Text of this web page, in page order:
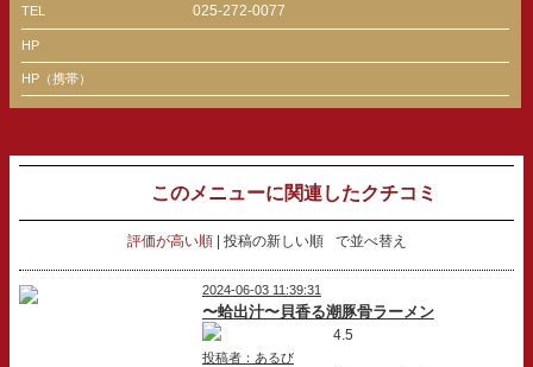
TEL 025-272-0077
HP
HP（携帯）
このメニューに関連したクチコミ
評価が高い順 投稿の新しい順 で並べ替え
2024-06-03 11:39:31
〜蛤出汁〜貝香る潮豚骨ラーメン
4.5
投稿者：あるび